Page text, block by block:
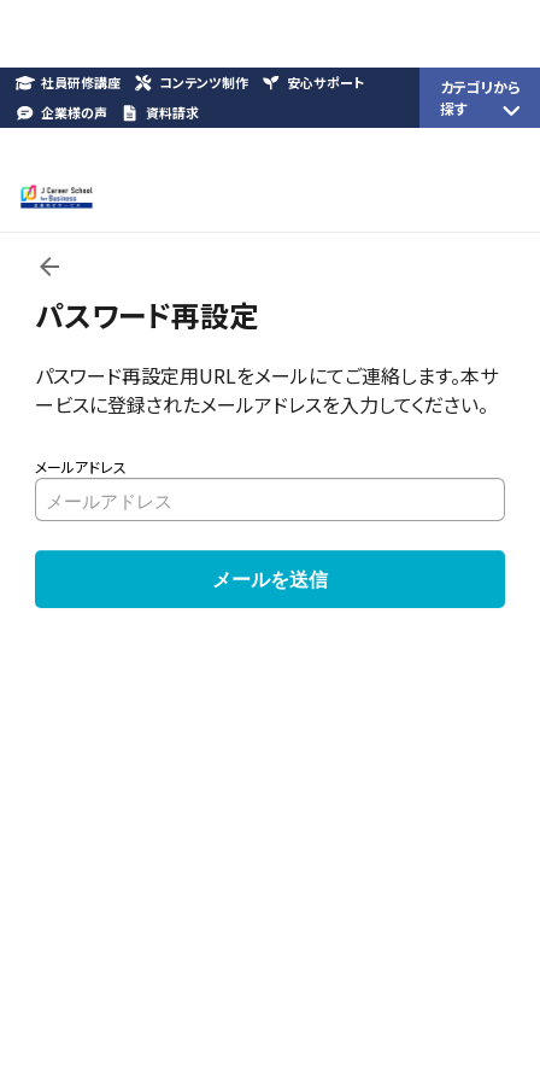
パスワード再設定
パスワード再設定用URLをメールにてご連絡します。本サ
ービスに登録されたメールアドレスを入力してください。
メールアドレス
社員研修講座 コンテンツ制作
安心サポート
企業様の声
資料請求
カテゴリから
探す